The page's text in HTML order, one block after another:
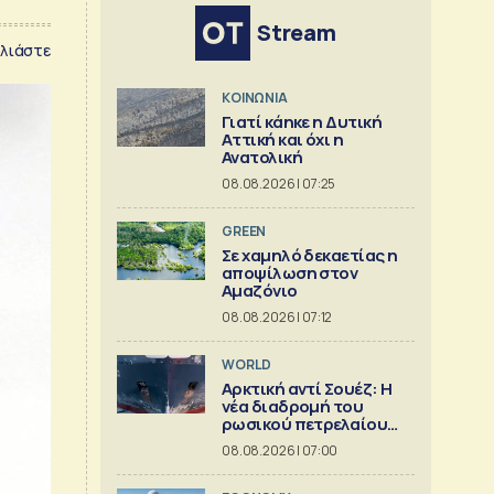
Stream
ΚΟΙΝΩΝΙΑ
Γιατί κάηκε η Δυτική
Αττική και όχι η
Ανατολική
08.08.2026 | 07:25
GREEN
Σε χαμηλό δεκαετίας η
αποψίλωση στον
Αμαζόνιο
08.08.2026 | 07:12
WORLD
Αρκτική αντί Σουέζ: Η
νέα διαδρομή του
ρωσικού πετρελαίου
[Γράφημα]
08.08.2026 | 07:00